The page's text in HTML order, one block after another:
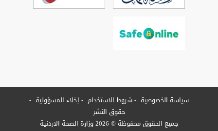
سياسة الخصوصية شروط الاستخدام
إخلاء المسؤولية
حقوق النشر
جميع الحقوق محفوظة © 2026 وزارة الصحة الاردنية